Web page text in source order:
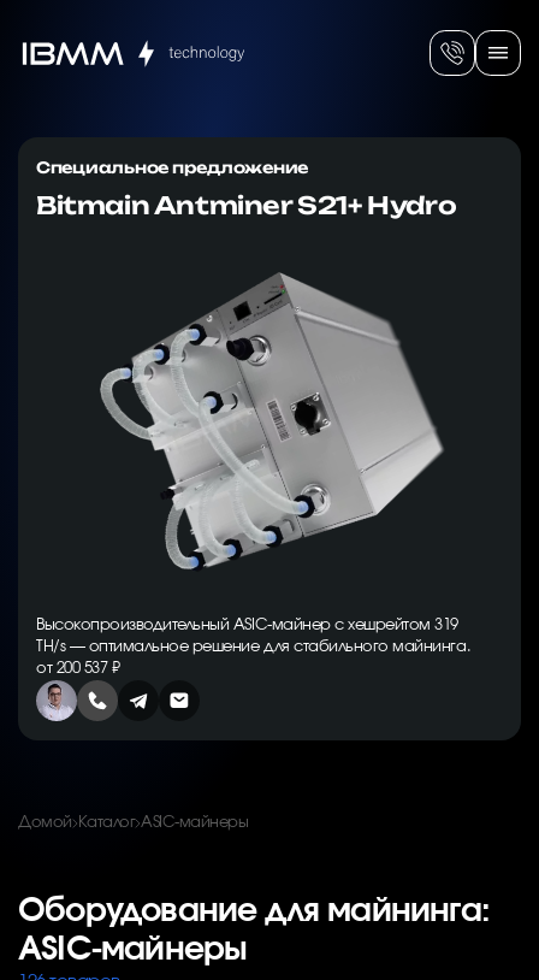
Специальное предложение
Bitmain Antminer S21+ Hydro
Высокопроизводительный ASIC-майнер с хешрейтом 319
TH/s — оптимальное решение для стабильного майнинга.
от 200 537 ₽
Домой Каталог ASIC-майнеры
Оборудование для майнинга:
ASIC-майнеры